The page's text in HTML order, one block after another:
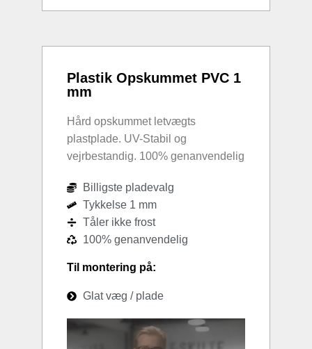
Plastik Opskummet PVC 1
mm
Hård opskummet letvægts
plastplade. UV-Stabil og
vejrbestandig. 100% genanvendelig
Billigste pladevalg
Tykkelse 1 mm
Tåler ikke frost
100% genanvendelig
Til montering på:
Glat væg / plade